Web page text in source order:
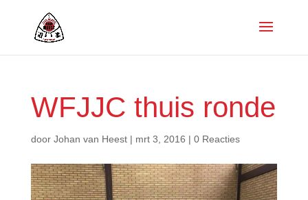
WFJJC thuis ronde
door Johan van Heest| mrt 3, 2016 | 0 Reacties